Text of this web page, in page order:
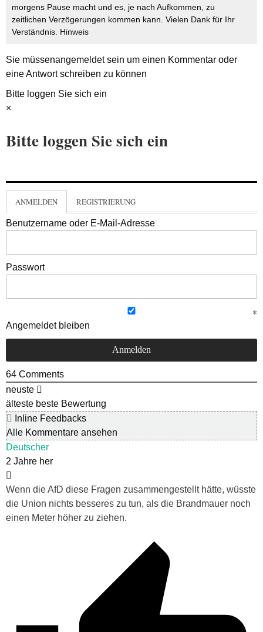
morgens Pause macht und es, je nach Aufkommen, zu
zeitlichen Verzögerungen kommen kann. Vielen Dank für Ihr
Verständnis. Hinweis
Sie müssenangemeldetsein um einen Kommentar oder
eine Antwort schreiben zu können
Bitte loggen Sie sich ein
×
Bitte loggen Sie sich ein
ANMELDEN REGISTRIERUNG
Benutzername oder E-Mail-Adresse
Passwort
Angemeldet bleiben
64 Comments
neuste
älteste beste Bewertung
Inline Feedbacks
Alle Kommentare ansehen
Deutscher
2 Jahre her
Wenn die AfD diese Fragen zusammengestellt hätte, wüsste
die Union nichts besseres zu tun, als die Brandmauer noch
einen Meter höher zu ziehen.